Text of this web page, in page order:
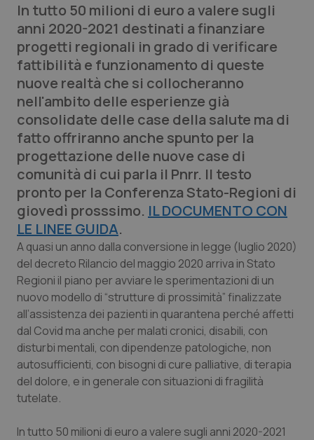
Calabria
Campania
Emilia-Romagna
Friuli Venezia Giulia
Lazio
Liguria
Lombardia
Marche
Molise
Piemonte
Provincia Autonoma di Bolzano
Provincia Autonoma di Trento
Asma & BPCO
Car-T
Colesterolo & coronaropatie
Dermatite Atopica
Diabete & glucometri
Disturbi dell’umore
Dolore
Donna & Salute
Epatiti
HIV
Infezioni & Febbre
Ipertensione & Scompenso
In tutto 50 milioni di euro a valere sugli
anni 2020-2021 destinati a finanziare
progetti regionali in grado di verificare
fattibilità e funzionamento di queste
nuove realtà che si collocheranno
nell'ambito delle esperienze già
consolidate delle case della salute ma di
fatto offriranno anche spunto per la
progettazione delle nuove case di
comunità di cui parla il Pnrr. Il testo
pronto per la Conferenza Stato-Regioni di
giovedì prosssimo. IL DOCUMENTO CON
LE LINEE GUIDA.
A quasi un anno dalla conversione in legge (luglio 2020)
del decreto Rilancio del maggio 2020 arriva in Stato
Regioni il piano per avviare le sperimentazioni di un
nuovo modello di “strutture di prossimità” finalizzate
all’assistenza dei pazienti in quarantena perché affetti
dal Covid ma anche per malati cronici, disabili, con
disturbi mentali, con dipendenze patologiche, non
autosufficienti, con bisogni di cure palliative, di terapia
del dolore, e in generale con situazioni di fragilità
tutelate.
In tutto 50 milioni di euro a valere sugli anni 2020-2021